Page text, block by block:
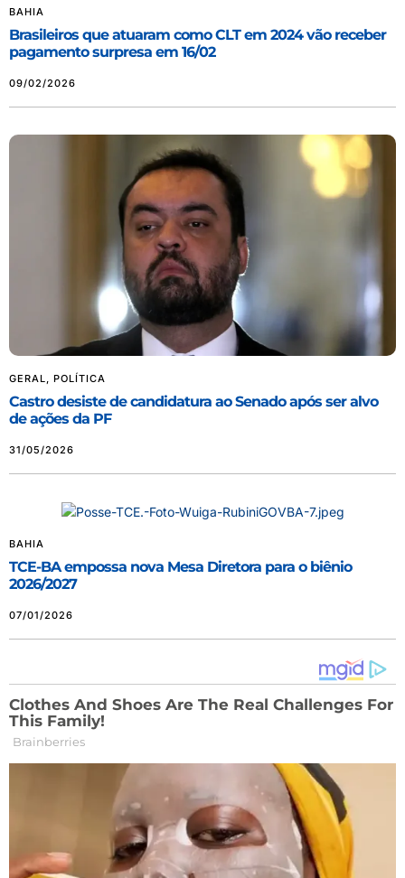
BAHIA
Brasileiros que atuaram como CLT em 2024 vão receber
pagamento surpresa em 16/02
09/02/2026
GERAL POLÍTICA
Castro desiste de candidatura ao Senado após ser alvo
de ações da PF
31/05/2026
BAHIA
TCE-BA empossa nova Mesa Diretora para o biênio
2026/2027
07/01/2026